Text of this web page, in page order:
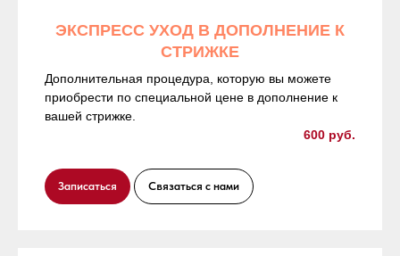
ЭКСПРЕСС УХОД В ДОПОЛНЕНИЕ К
СТРИЖКЕ
Дополнительная процедура, которую вы можете
приобрести по специальной цене в дополнение к
вашей стрижке.
600 руб.
Записаться Связаться с нами